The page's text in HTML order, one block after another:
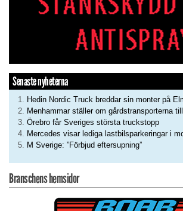
Senaste nyheterna
Hedin Nordic Truck breddar sin monter på
Menhammar ställer om gårdstransporterna till
Örebro får Sveriges största truckstopp
Mercedes visar lediga lastbilsparkeringar i
M Sverige: ”Förbjud eftersupning”
Branschens hemsidor